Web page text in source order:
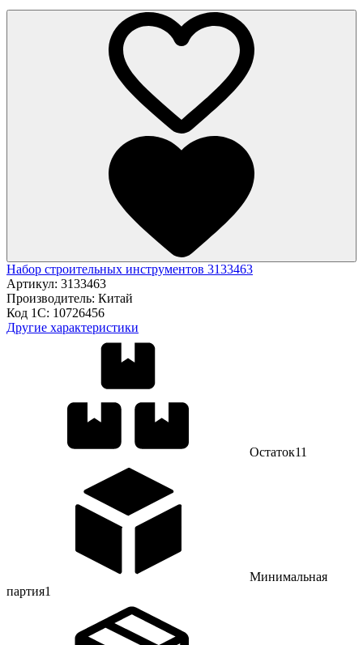
Набор строительных инструментов 3133463
Артикул: 3133463
Производитель: Китай
Код 1С: 10726456
Другие характеристики
Остаток11
Минимальная
партия1